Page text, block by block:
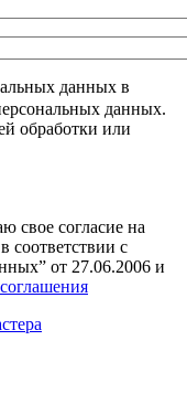
данных в
данных.
обработки или
свое согласие на
соответствии с
от 27.06.2006 и